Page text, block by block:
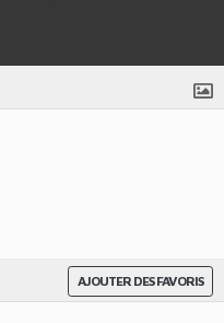
AJOUTER DES FAVORIS